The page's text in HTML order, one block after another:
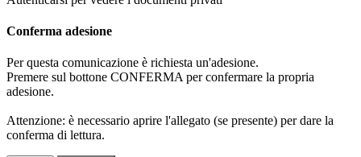
Conferma adesione
Per questa comunicazione è richiesta un'adesione.
Premere sul bottone CONFERMA per confermare la propria
adesione.
Attenzione: è necessario aprire l'allegato (se presente) per dare la
conferma di lettura.